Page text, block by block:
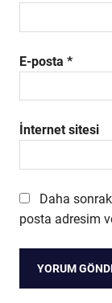
E-posta *
İnternet sitesi
Daha
posta adresim